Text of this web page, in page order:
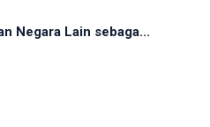
Negara Lain sebaga...